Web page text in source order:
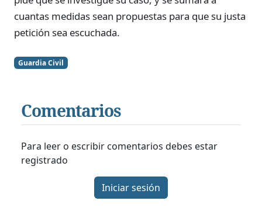
cuantas medidas sean propuestas para que su justa
petición sea escuchada.
Guardia Civil
Comentarios
Para leer o escribir comentarios debes estar
registrado
Iniciar sesión